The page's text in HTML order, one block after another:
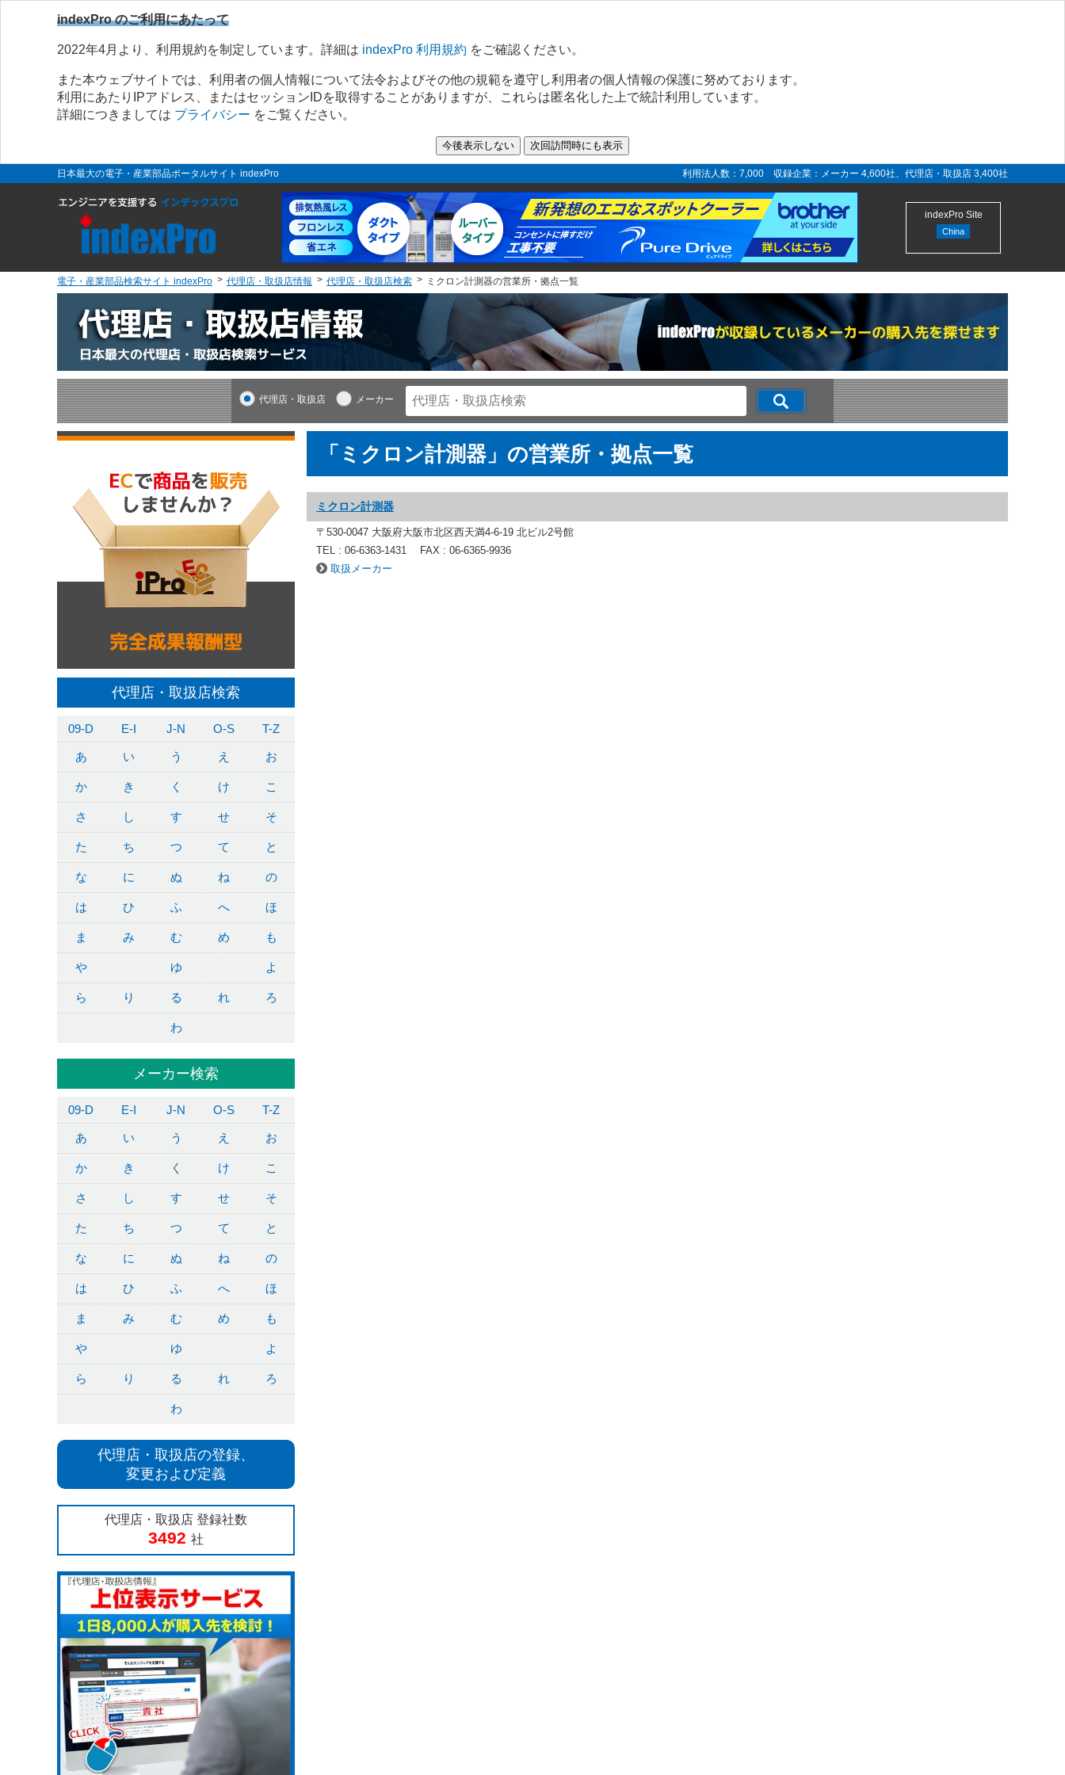
indexPro のご利用にあたって
2022年4月より、利用規約を制定しています。詳細は indexPro 利用規約 をご確認ください。
また本ウェブサイトでは、利用者の個人情報について法令およびその他の規範を遵守し利用者の個人情報の保護に努めております。
利用にあたりIPアドレス、またはセッションIDを取得することがありますが、これらは匿名化した上で統計利用しています。
詳細につきましては プライバシー をご覧ください。
日本最大の電子・産業部品ポータルサイト indexPro 利用法人数：7,000 収録企業：メーカー 4,600社、代理店・取扱店 3,400社
indexPro Site
China
電子・産業部品検索サイト indexPro 代理店・取扱店情報 代理店・取扱店検索 ミクロン計測器の営業所・拠点一覧
代理店・取扱店 メーカー
代理店・取扱店検索
09-D E-I J-N O-S T-Z
あ い う え お
か き く け こ
さ し す せ そ
た ち つ て と
な に ぬ ね の
は ひ ふ へ ほ
ま み む め も
や ゆ よ
ら り る れ ろ
わ
メーカー検索
09-D E-I J-N O-S T-Z
あ い う え お
か き く け こ
さ し す せ そ
た ち つ て と
な に ぬ ね の
は ひ ふ へ ほ
ま み む め も
や ゆ よ
ら り る れ ろ
わ
代理店・取扱店の登録、
変更および定義
代理店・取扱店 登録社数
3492 社
「ミクロン計測器」の営業所・拠点一覧
ミクロン計測器
〒530-0047 大阪府大阪市北区西天満4-6-19 北ビル2号館
TEL : 06-6363-1431
FAX : 06-6365-9936
取扱メーカー